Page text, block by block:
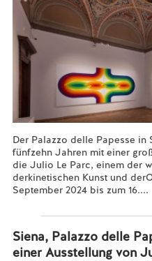
Der Palazzo delle Papesse in
fünfzehn Jahren mit einer
die Julio Le Parc, einem der
derkinetischen Kunst und
September 2024 bis zum 16....
Siena, Palazzo delle
einer Ausstellung von